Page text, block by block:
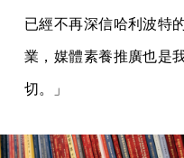
已經不再深信哈利波特
業，媒體素養推廣也是
切。」